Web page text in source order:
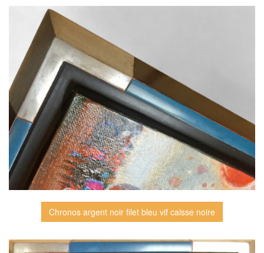
Chronos argent noir filet bleu vif caisse noire